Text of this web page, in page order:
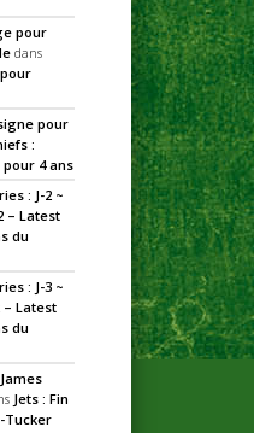
pour
dans
pour
:
4 ans
: J-2 ~
– Latest
du
: J-3 ~
– Latest
du
Jets : Fin
Tucker